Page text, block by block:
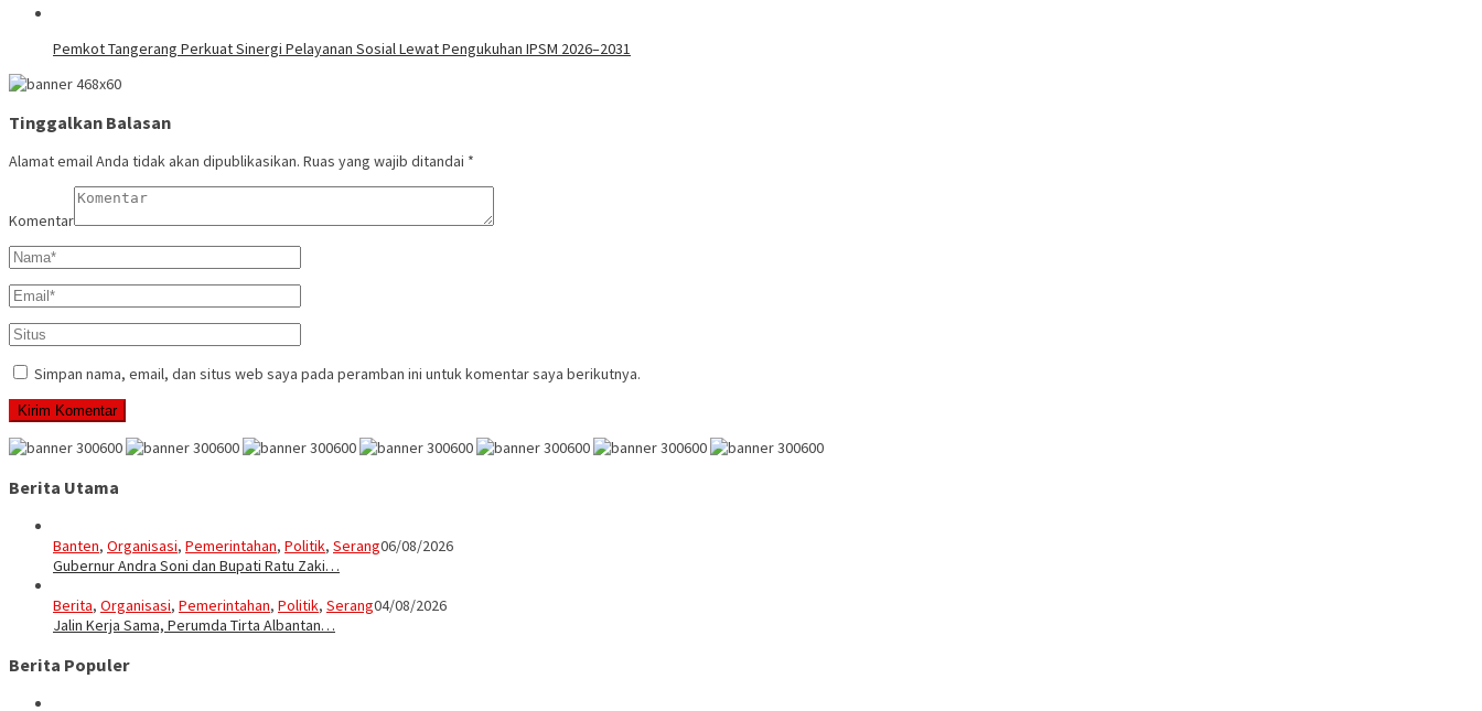
Pemkot Tangerang Perkuat Sinergi Pelayanan Sosial Lewat Pengukuhan IPSM 2026–2031
Tinggalkan Balasan
Alamat email Anda tidak akan dipublikasikan. Ruas yang wajib ditandai *
Komentar
Simpan nama, email, dan situs web saya pada peramban ini untuk komentar saya berikutnya.
Berita Utama
Banten, Organisasi, Pemerintahan, Politik, Serang06/08/2026
Gubernur Andra Soni dan Bupati Ratu Zaki…
Berita, Organisasi, Pemerintahan, Politik, Serang04/08/2026
Jalin Kerja Sama, Perumda Tirta Albantan…
Berita Populer